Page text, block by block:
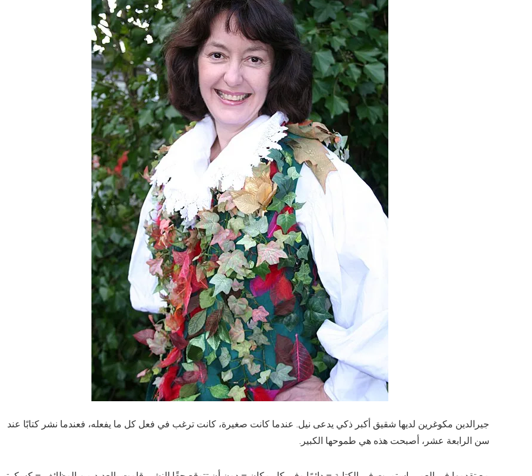
جيرالدين مكوغرين لديها شقيق أكبر ذكي يدعى نيل. عندما كانت صغيرة، كانت ترغب في فعل كل ما يفعله، فعندما نشر كتابًا عند
سن الرابعة عشر، أصبحت هذه هي طموحها الكبير.